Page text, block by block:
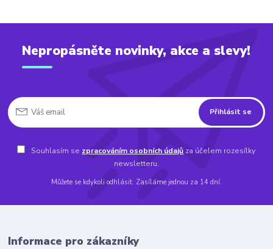
Nepropásněte novinky, akce a slevy!
Přihlásit se
Souhlasím se zpracováním osobních údajů za účelem rozesílky
newsletteru.
Můžete se kdykoli odhlásit. Zasíláme jednou za 14 dní.
Informace pro zákazníky